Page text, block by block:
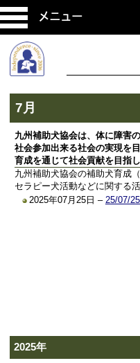
メニュー
7月
九州補助犬協会は、体に障害
社会参加出来る社会の実現を
育成を通じて社会貢献を目指
九州補助犬協会の補助犬育成
セラピー犬活動などに関する
2025年07月25日 – 25/07/
2025年